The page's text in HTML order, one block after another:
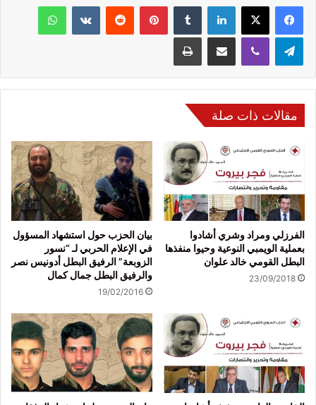
فيسبوك لينكدإن بينتيريست
مقالات ذات صلة
الفرزلي ومراد وشري أشادوا
بعملية الويمبي النوعية وحيوا منفذها
البطل القومي خالد علوان
23/09/2018
بيان الحزب حول استشهاد المسؤول
في الإعلام الحربي لـ “نسور
الزوبعة” الرفيق البطل أدونيس نصر
والرفيق البطل جمال كمال
19/02/2016